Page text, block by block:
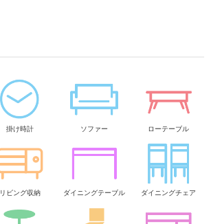
掛け時計 ソファー ローテーブル
リビング収納 ダイニングテーブル ダイニングチェア